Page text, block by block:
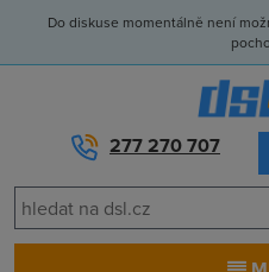
Do diskuse momentálně není
277 270 707